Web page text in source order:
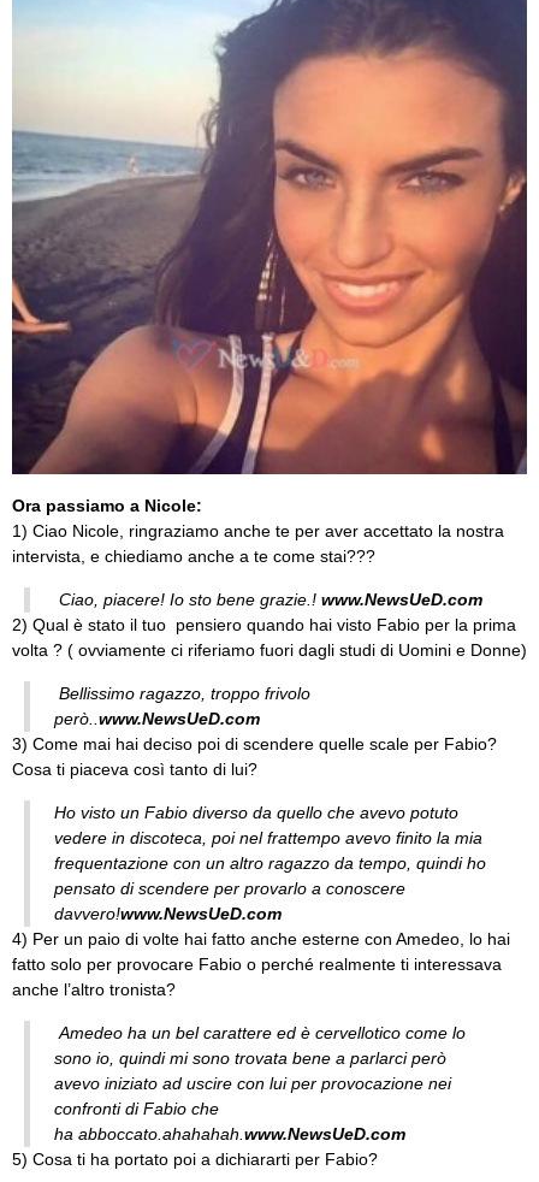
Ora passiamo a Nicole:
1) Ciao Nicole, ringraziamo anche te per aver accettato la nostra
intervista, e chiediamo anche a te come stai???
Ciao, piacere! Io sto bene grazie.! www.NewsUeD.com
2) Qual è stato il tuo pensiero quando hai visto Fabio per la prima
volta ? ( ovviamente ci riferiamo fuori dagli studi di Uomini e Donne)
Bellissimo ragazzo, troppo frivolo
però..www.NewsUeD.com
3) Come mai hai deciso poi di scendere quelle scale per Fabio?
Cosa ti piaceva così tanto di lui?
Ho visto un Fabio diverso da quello che avevo potuto
vedere in discoteca, poi nel frattempo avevo finito la mia
frequentazione con un altro ragazzo da tempo, quindi ho
pensato di scendere per provarlo a conoscere
davvero!www.NewsUeD.com
4) Per un paio di volte hai fatto anche esterne con Amedeo, lo hai
fatto solo per provocare Fabio o perché realmente ti interessava
anche l’altro tronista?
Amedeo ha un bel carattere ed è cervellotico come lo
sono io, quindi mi sono trovata bene a parlarci però
avevo iniziato ad uscire con lui per provocazione nei
confronti di Fabio che
ha abboccato.ahahahah.www.NewsUeD.com
5) Cosa ti ha portato poi a dichiararti per Fabio?